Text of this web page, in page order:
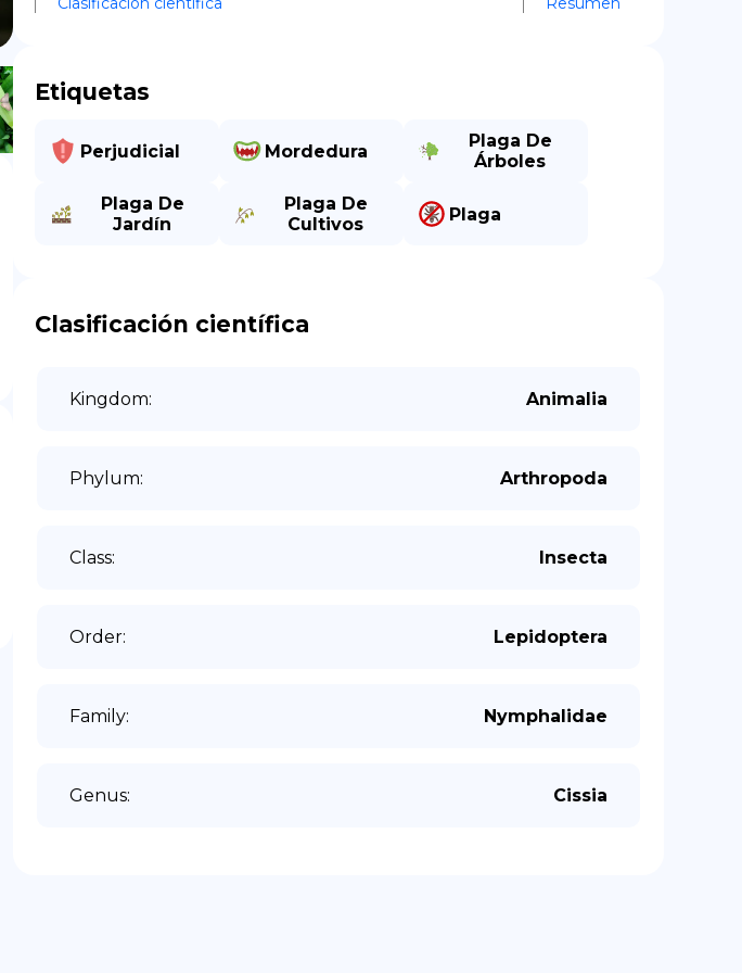
DE
Etiquetas
Perjudicial Mordedura
Plaga De
Árboles
Plaga De
Jardín
Plaga De
Cultivos
Plaga
Clasificación científica
Kingdom: Animalia
Phylum: Arthropoda
Class: Insecta
Order: Lepidoptera
Family: Nymphalidae
Genus: Cissia